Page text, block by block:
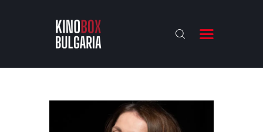
KINOBOX BULGARIA